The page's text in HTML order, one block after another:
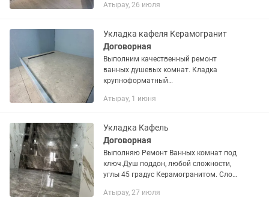
Атырау, 26 июля
Укладка кафеля Керамогранит
Договорная
Выполним качественный ремонт
ванных душевых комнат. Кладка
крупноформатный
любой сложности! Качество
Консультация бесплатно!!
Атырау, 1 июня
Укладка Кафель
Договорная
Выполняю Ремонт Ванных комнат под
ключ.Душ поддон, любой сложности,
углы 45 градус Керамогранитом. Слом
выравнивания стен и полов,
Атырау, 27 июля